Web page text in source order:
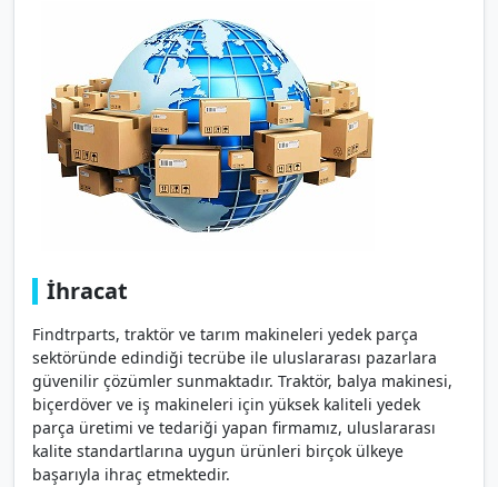
İhracat
Findtrparts, traktör ve tarım makineleri yedek parça
sektöründe edindiği tecrübe ile uluslararası pazarlara
güvenilir çözümler sunmaktadır. Traktör, balya makinesi,
biçerdöver ve iş makineleri için yüksek kaliteli yedek
parça üretimi ve tedariği yapan firmamız, uluslararası
kalite standartlarına uygun ürünleri birçok ülkeye
başarıyla ihraç etmektedir.